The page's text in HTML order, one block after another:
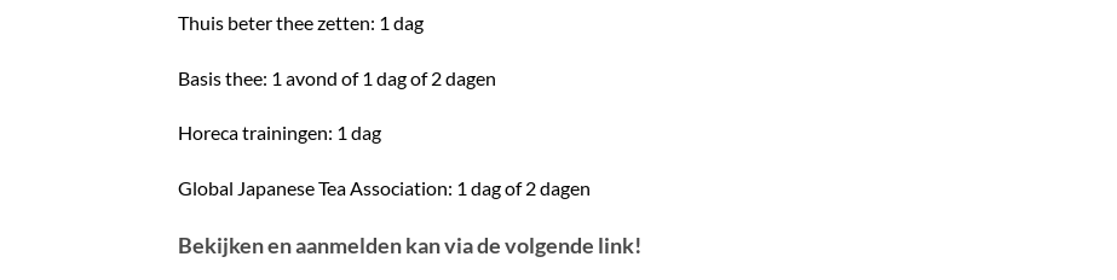
Thuis beter thee zetten: 1 dag
Basis thee: 1 avond of 1 dag of 2 dagen
Horeca trainingen: 1 dag
Global Japanese Tea Association: 1 dag of 2 dagen
Bekijken en aanmelden kan via de volgende link!